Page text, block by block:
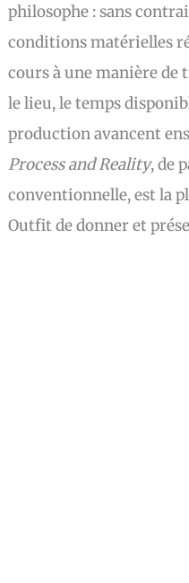
philosophe : sans
conditions matérielles
cours à une manière de
le lieu, le temps
production avancent
Process and Reality, de
conventionnelle, est la
Outfit de donner et